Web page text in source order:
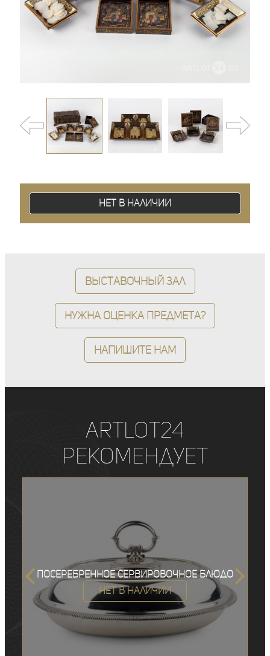
Нет в наличии
Выставочный зал
Нужна оценка предмета?
Напишите нам
ArtLot24
рекомендует
Посеребренное сервировочное блюдо
Нет в наличии